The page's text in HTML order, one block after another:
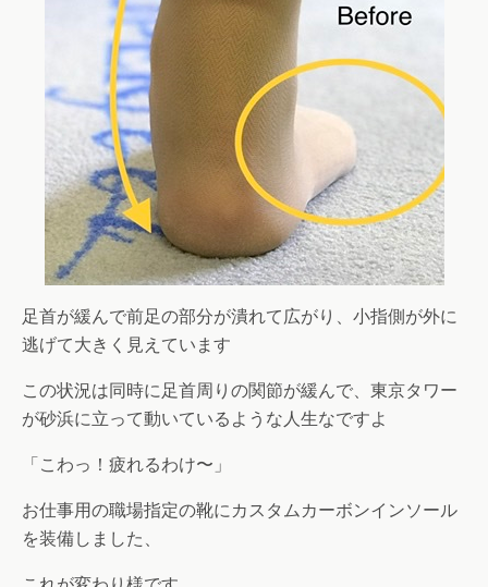
足首が緩んで前足の部分が潰れて広がり、小指側が外に
逃げて大きく見えています
この状況は同時に足首周りの関節が緩んで、東京タワー
が砂浜に立って動いているような人生なですよ
「こわっ！疲れるわけ〜」
お仕事用の職場指定の靴にカスタムカーボンインソール
を装備しました、